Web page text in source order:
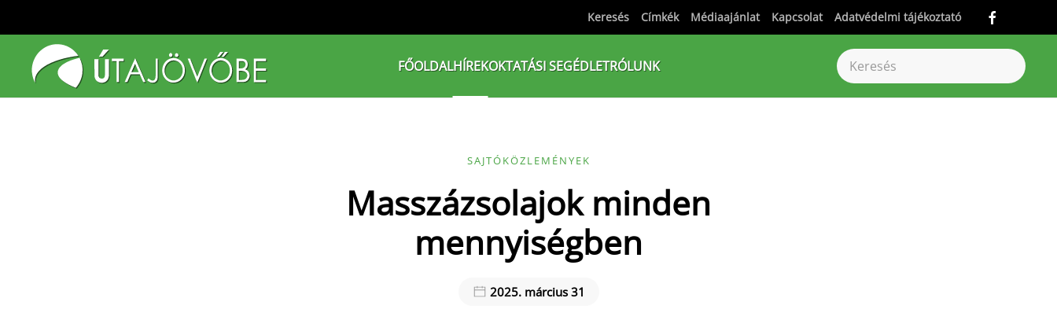
Fő tartalom átugrása
Keresés Címkék Médiaajánlat Kapcsolat Adatvédelmi tájékoztató
FŐOLDALHÍREKOKTATÁSI SEGÉDLETRÓLUNK
SAJTÓKÖZLEMÉNYEK
Masszázsolajok minden
mennyiségben
2025. március 31